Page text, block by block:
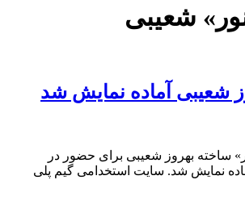
شعیبی
شعیبی آماده نمایش شد
ساخته بهروز شعیبی برای حضور در
نمایش شد. سایت استخدامی گیم پلی